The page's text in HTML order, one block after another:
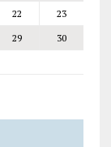
22
23
29
30